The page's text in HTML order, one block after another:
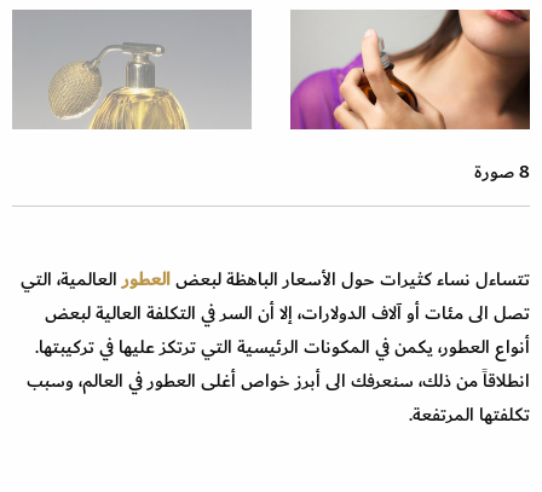
8 صورة
تتساءل نساء كثيرات حول الأسعار الباهظة لبعضالعطورالعالمية، التي
تصل الى مئات أو آلاف الدولارات، إلا أن السر في التكلفة العالية لبعض
أنواع العطور، يكمن في المكونات الرئيسية التي ترتكز عليها في تركيبتها.
انطلاقاً من ذلك، سنعرفك الى أبرز خواص أغلى العطور في العالم، وسبب
تكلفتها المرتفعة.